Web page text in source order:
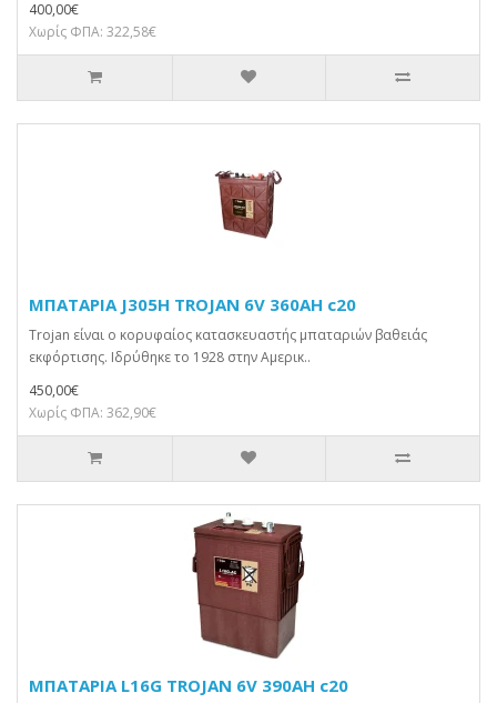
400,00€
Χωρίς ΦΠΑ: 322,58€
ΜΠΑΤΑΡΙΑ J305H TROJAN 6V 360AH c20
Trojan είναι ο κορυφαίος κατασκευαστής μπαταριών βαθειάς
εκφόρτισης. Ιδρύθηκε το 1928 στην Αμερικ..
450,00€
Χωρίς ΦΠΑ: 362,90€
ΜΠΑΤΑΡΙΑ L16G TROJAN 6V 390AH c20